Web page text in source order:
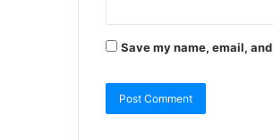
Save my name, email,